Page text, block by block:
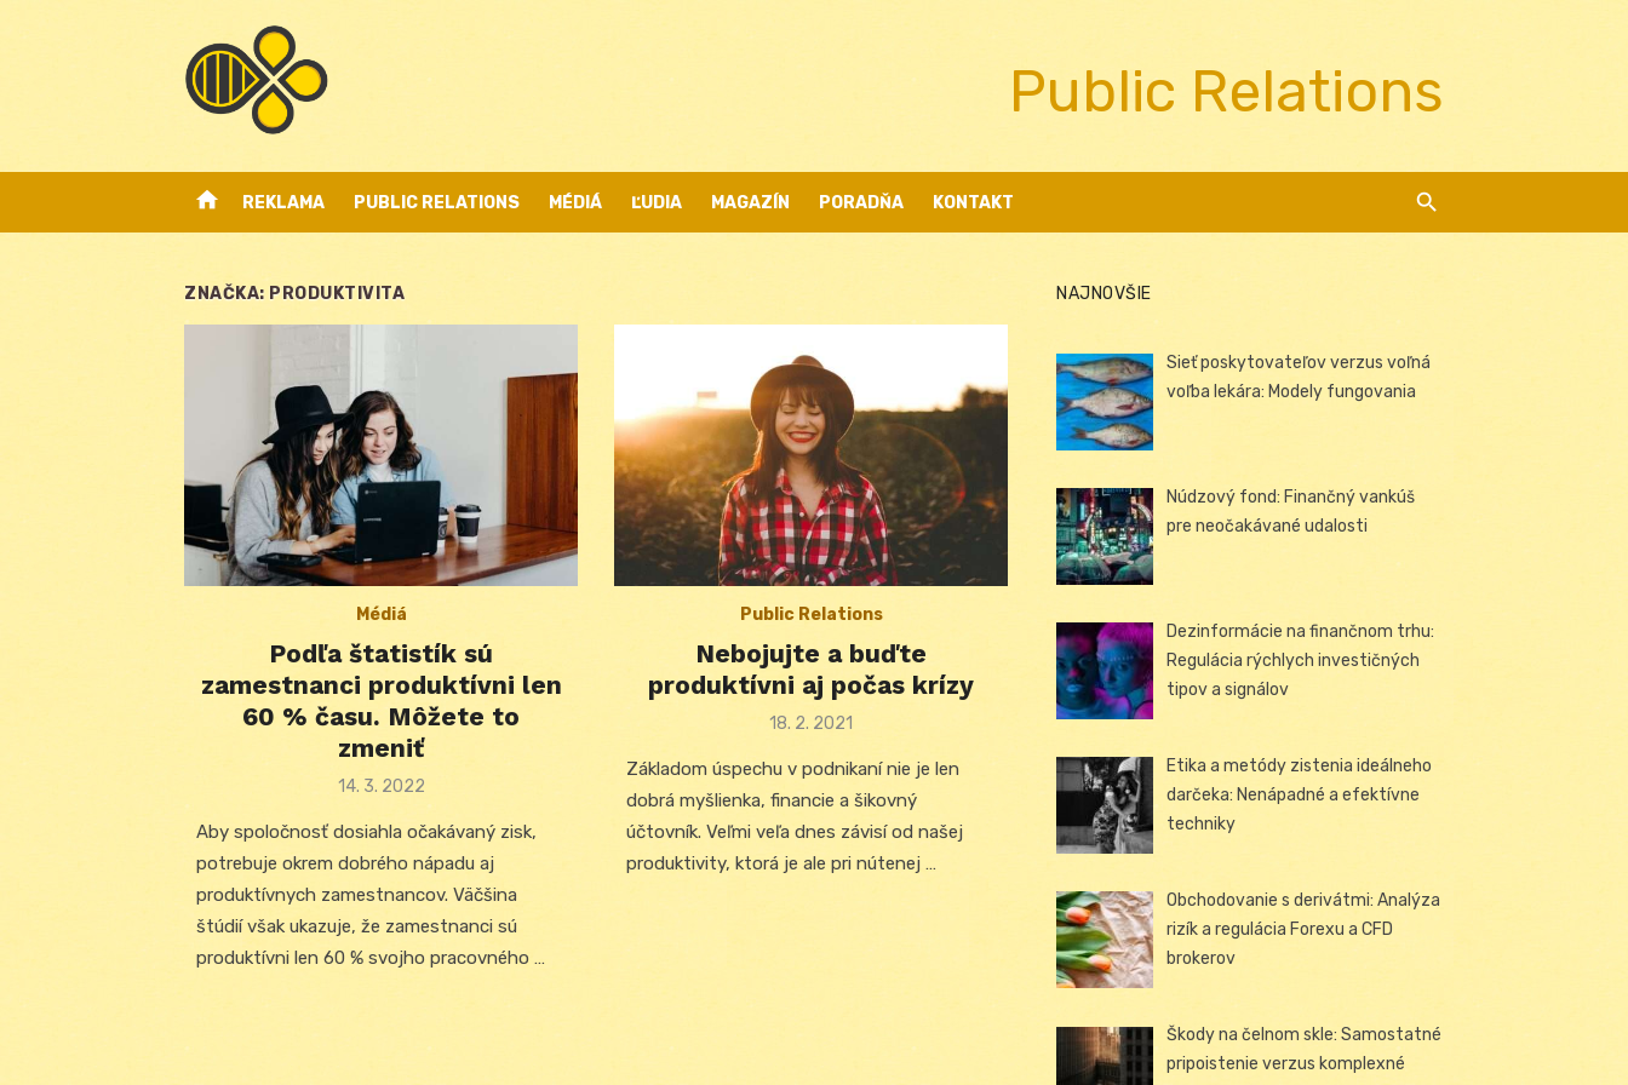
Public Relations
home REKLAMA PUBLIC RELATIONS MÉDIÁ ĽUDIA MAGAZÍN PORADŇA KONTAKT
ZNAČKA: PRODUKTIVITA
Médiá
Podľa štatistík sú
zamestnanci produktívni len
60 % času. Môžete to
zmeniť
Posted
14. 3. 2022
Aby spoločnosť dosiahla očakávaný zisk,
potrebuje okrem dobrého nápadu aj
produktívnych zamestnancov. Väčšina
štúdií však ukazuje, že zamestnanci sú
produktívni len 60 % svojho pracovného …
Public Relations
Nebojujte a buďte
produktívni aj počas krízy
Posted
18. 2. 2021
Základom úspechu v podnikaní nie je len
dobrá myšlienka, financie a šikovný
účtovník. Veľmi veľa dnes závisí od našej
produktivity, ktorá je ale pri nútenej …
NAJNOVŠIE
Sieť poskytovateľov verzus voľná
voľba lekára: Modely fungovania
Núdzový fond: Finančný vankúš
pre neočakávané udalosti
Dezinformácie na finančnom trhu:
Regulácia rýchlych investičných
tipov a signálov
Etika a metódy zistenia ideálneho
darčeka: Nenápadné a efektívne
techniky
Obchodovanie s derivátmi: Analýza
rizík a regulácia Forexu a CFD
brokerov
Škody na čelnom skle: Samostatné
pripoistenie verzus komplexné